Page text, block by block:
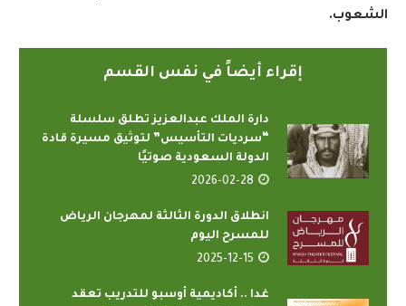
الشعوب.
إقراء أيضاً في نفس القسم
دارة الملك عبدالعزيز تطلق سلسلة
“سرديات التأسيس” لتوثيق مسيرة قادة
الدولة السعودية صوتيًا
2026-02-28
انطلاق الدورة الثالثة لمهرجان الرياض
للمسرح اليوم
2025-12-15
غدا .. أكاديمية أوسبو للتدريب تعقد